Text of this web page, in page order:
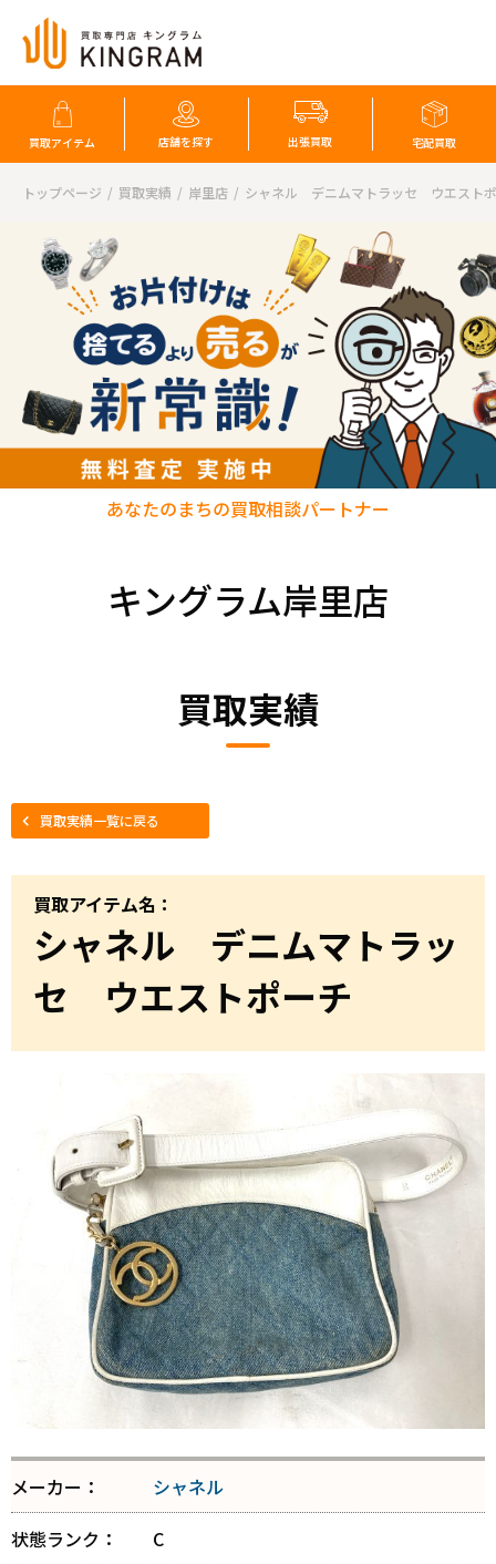
買取アイテム 店舗を探す 出張買取 宅配買取
トップページ 買取実績 岸里店 シャネル デニムマトラッセ ウエスト
キングラム岸里店
あなたのまちの買取相談パートナー
買取実績
買取実績一覧に戻る
買取アイテム名：
シャネル デニムマトラッ
セ ウエストポーチ
メーカー：
シャネル
状態ランク：
C